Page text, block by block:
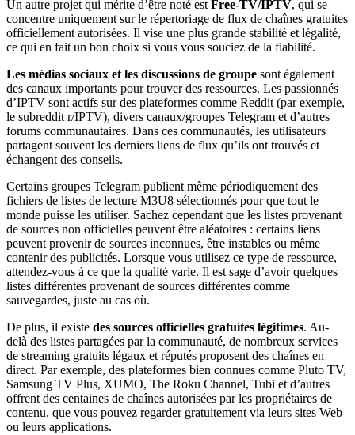
Un autre projet qui mérite d’être noté est Free-TV/IPTV, qui se
concentre uniquement sur le répertoriage de flux de chaînes gratuites
officiellement autorisées. Il vise une plus grande stabilité et légalité,
ce qui en fait un bon choix si vous vous souciez de la fiabilité.
Les médias sociaux et les discussions de groupe sont également
des canaux importants pour trouver des ressources. Les passionnés
d’IPTV sont actifs sur des plateformes comme Reddit (par exemple,
le subreddit r/IPTV), divers canaux/groupes Telegram et d’autres
forums communautaires. Dans ces communautés, les utilisateurs
partagent souvent les derniers liens de flux qu’ils ont trouvés et
échangent des conseils.
Certains groupes Telegram publient même périodiquement des
fichiers de listes de lecture M3U8 sélectionnés pour que tout le
monde puisse les utiliser. Sachez cependant que les listes provenant
de sources non officielles peuvent être aléatoires : certains liens
peuvent provenir de sources inconnues, être instables ou même
contenir des publicités. Lorsque vous utilisez ce type de ressource,
attendez-vous à ce que la qualité varie. Il est sage d’avoir quelques
listes différentes provenant de sources différentes comme
sauvegardes, juste au cas où.
De plus, il existe des sources officielles gratuites légitimes. Au-
delà des listes partagées par la communauté, de nombreux services
de streaming gratuits légaux et réputés proposent des chaînes en
direct. Par exemple, des plateformes bien connues comme Pluto TV,
Samsung TV Plus, XUMO, The Roku Channel, Tubi et d’autres
offrent des centaines de chaînes autorisées par les propriétaires de
contenu, que vous pouvez regarder gratuitement via leurs sites Web
ou leurs applications.